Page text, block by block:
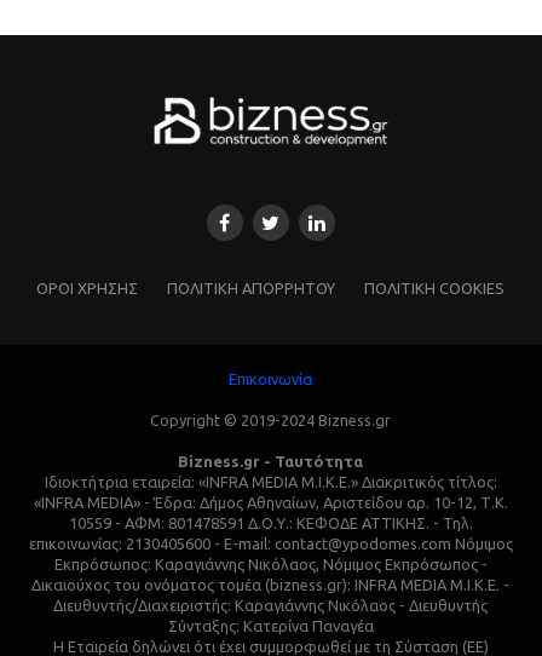
ΌΡΟΙ ΧΡΗΣΗΣ ΠΟΛΙΤΙΚΗ ΑΠΟΡΡΗΤΟΥ ΠΟΛΙΤΙΚΗ COOKIES
Επικοινωνία
Copyright © 2019-2024 Bizness.gr
Bizness.gr - Ταυτότητα
Ιδιοκτήτρια εταιρεία: «INFRA MEDIA M.I.K.E.» Διακριτικός τίτλος:
«INFRA MEDIA» - Έδρα: Δήμος Αθηναίων, Αριστείδου αρ. 10-12, Τ.Κ.
10559 - ΑΦΜ: 801478591 Δ.Ο.Υ.: ΚΕΦΟΔΕ ΑΤΤΙΚΗΣ. - Τηλ.
επικοινωνίας: 2130405600 - E-mail: contact@ypodomes.com Νόμιμος
Εκπρόσωπος: Καραγιάννης Νικόλαος, Νόμιμος Εκπρόσωπος -
Δικαιούχος του ονόματος τομέα (bizness.gr): INFRA MEDIA M.I.K.E. -
Διευθυντής/Διαχειριστής: Καραγιάννης Νικόλαος - Διευθυντής
Σύνταξης: Κατερίνα Παναγέα
Η Εταιρεία δηλώνει ότι έχει συμμορφωθεί με τη Σύσταση (ΕΕ)